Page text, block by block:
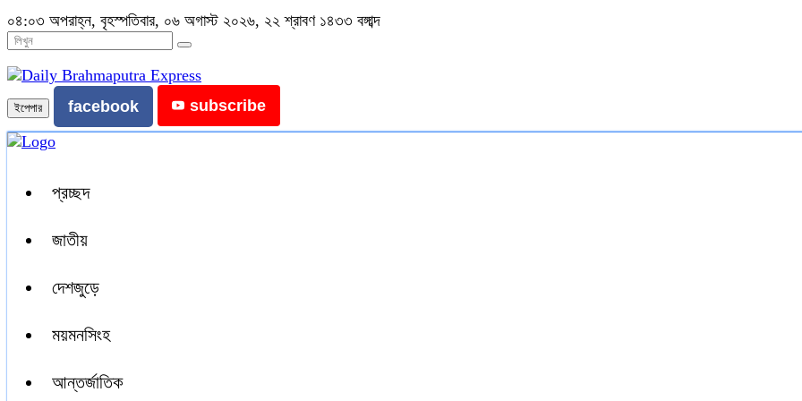
০৪:০৩ অপরাহ্ন, বৃহস্পতিবার, ০৬ অগাস্ট ২০২৬, ২২ শ্রাবণ ১৪৩৩ বঙ্গাব্দ
ইপেপার facebook subscribe
প্রচ্ছদ
জাতীয়
দেশজুড়ে
ময়মনসিংহ
আন্তর্জাতিক